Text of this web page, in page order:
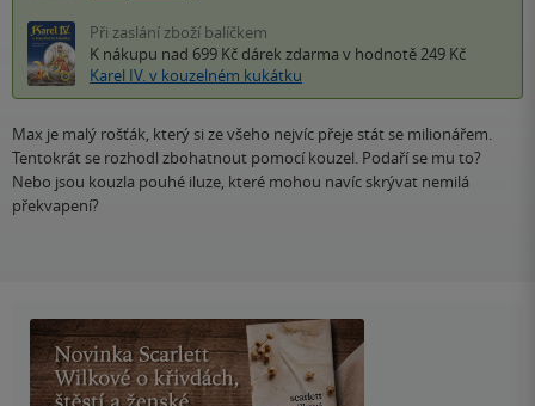
Při zaslání zboží balíčkem
K nákupu nad 699 Kč dárek zdarma v hodnotě 249 Kč
Karel IV. v kouzelném kukátku
Max je malý rošťák, který si ze všeho nejvíc přeje stát se milionářem.
Tentokrát se rozhodl zbohatnout pomocí kouzel. Podaří se mu to?
Nebo jsou kouzla pouhé iluze, které mohou navíc skrývat nemilá
překvapení?